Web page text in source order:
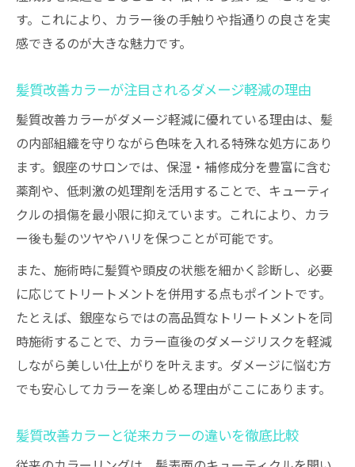
す。これにより、カラー後の手触りや指通りの良さを実
感できるのが大きな魅力です。
髪質改善カラーが注目されるダメージ軽減の理由
髪質改善カラーがダメージ軽減に優れている理由は、髪
の内部組織を守りながら色味を入れる特殊な処方にあり
ます。銀座のサロンでは、保湿・補修成分を豊富に含む
薬剤や、低刺激の処理剤を活用することで、キューティ
クルの損傷を最小限に抑えています。これにより、カラ
ー後も髪のツヤやハリを保つことが可能です。
また、施術時に髪質や頭皮の状態を細かく診断し、必要
に応じてトリートメントを併用する点もポイントです。
たとえば、銀座ならではの高品質なトリートメントを同
時施術することで、カラー直後のダメージリスクを軽減
しながら美しい仕上がりを叶えます。ダメージに悩む方
でも安心してカラーを楽しめる理由がここにあります。
髪質改善カラーと従来カラーの違いを徹底比較